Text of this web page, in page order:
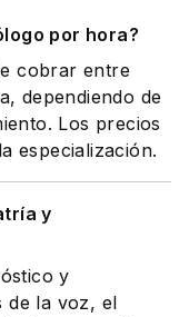
por hora?
cobrar entre
dependiendo de
Los precios
especialización.
y
y
de la voz, el